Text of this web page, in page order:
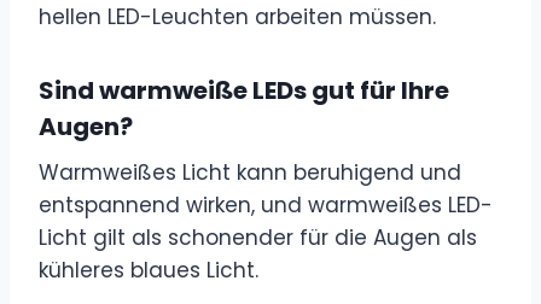
hellen LED-Leuchten arbeiten müssen.
Sind warmweiße LEDs gut für Ihre
Augen?
Warmweißes Licht kann beruhigend und
entspannend wirken, und warmweißes LED-
Licht gilt als schonender für die Augen als
kühleres blaues Licht.